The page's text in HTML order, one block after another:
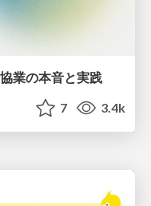
業の本音と実践
7 3.4k